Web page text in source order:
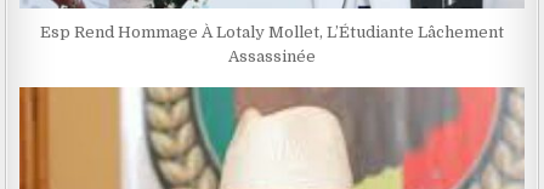
Esp Rend Hommage À Lotaly Mollet, L’Étudiante Lâchement
Assassinée